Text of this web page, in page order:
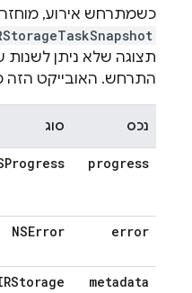
כשמתרחש אירוע, מוחזר
תצוגה שלא ניתן
התרחש. האובייקט הזה
נכס סוג
progress
error
NSError
metadata